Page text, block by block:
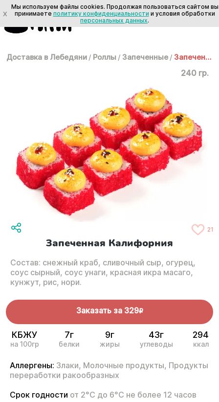
Доставка в Лебедяни / Роллы / Запеченные / Запеченная Калифорния
240 гр.
21
Запеченная Калифорния
Состав: снежный краб, сливочный сыр, огурец,
соус сырный, соус унаги, красная икра масаго,
кунжут, рис, нори.
Заказать за 329R
КБЖУ
на 100гр
7г
белки
9г
жиры
43г
углеводы
294
ккал
Аллергены: Злаки, Молочные продукты, Продукты
переработки ракообразных
Срок годности от 2°С до 6°С не более 12 часов
X
Мы используем файлы cookies. Продолжая пользоваться сайтом вы
принимаете политику конфиденциальности и условия обработки
персональных данных.